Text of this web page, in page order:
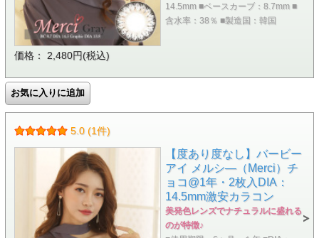
14.5mm ■ベースカーブ：8.7mm ■
含水率：38％ ■製造国：韓国
価格： 2,480円(税込)
5.0 (1件)
【度あり度なし】バービー
アイ メルシ―（Merci）チ
ョコ@1年・2枚入DIA：
14.5mm激安カラコン
美発色レンズでナチュラルに盛れる
のが特徴♪